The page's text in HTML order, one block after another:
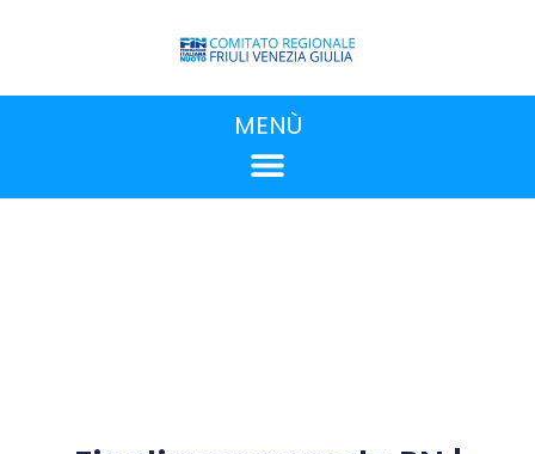
MENÙ